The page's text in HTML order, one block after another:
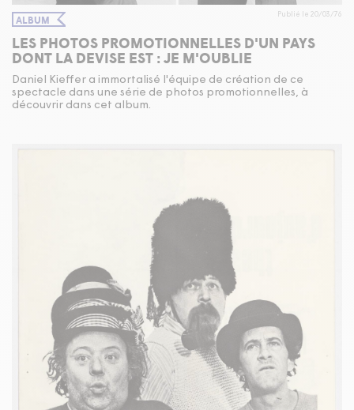
ALBUM Publié le 20/03/76
LES PHOTOS PROMOTIONNELLES D'UN PAYS
DONT LA DEVISE EST : JE M'OUBLIE
Daniel Kieffer a immortalisé l'équipe de création de ce
spectacle dans une série de photos promotionnelles, à
découvrir dans cet album.